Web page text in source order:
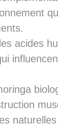
acides